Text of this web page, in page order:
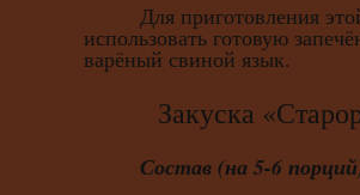
Для приготовления
использовать готовую
варёный свиной язык.
Закуска
Состав (на 5-6